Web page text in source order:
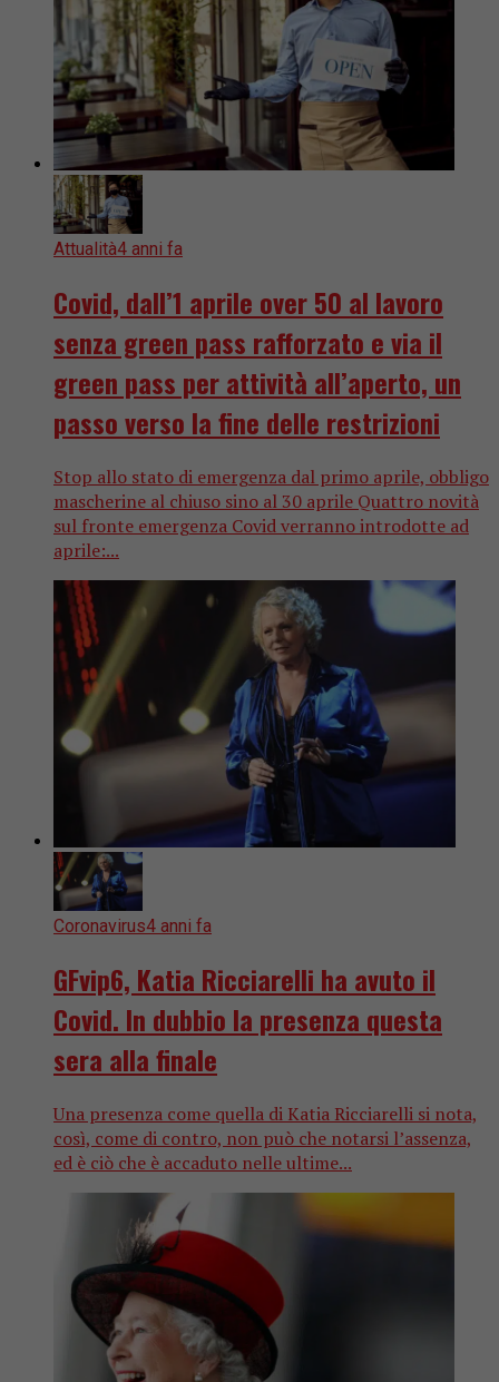
Attualità4 anni fa
Covid, dall’1 aprile over 50 al lavoro
senza green pass rafforzato e via il
green pass per attività all’aperto, un
passo verso la fine delle restrizioni
Stop allo stato di emergenza dal primo aprile, obbligo
mascherine al chiuso sino al 30 aprile Quattro novità
sul fronte emergenza Covid verranno introdotte ad
aprile:...
Coronavirus4 anni fa
GFvip6, Katia Ricciarelli ha avuto il
Covid. In dubbio la presenza questa
sera alla finale
Una presenza come quella di Katia Ricciarelli si nota,
così, come di contro, non può che notarsi l’assenza,
ed è ciò che è accaduto nelle ultime...